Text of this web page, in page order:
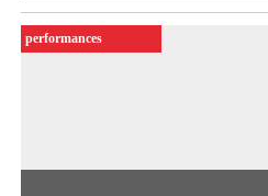
Registro de espetáculo realizado por
Temporada de Dança Videobrasil
performances